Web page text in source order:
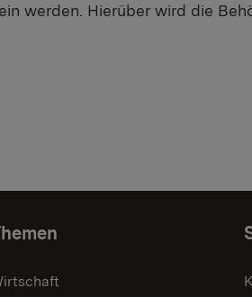
werden. Hierüber wird die